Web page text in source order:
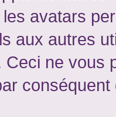
avatars
aux autres
Ceci ne vous
conséquent